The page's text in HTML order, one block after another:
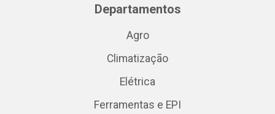
Departamentos
Agro
Climatização
Elétrica
Ferramentas e EPI